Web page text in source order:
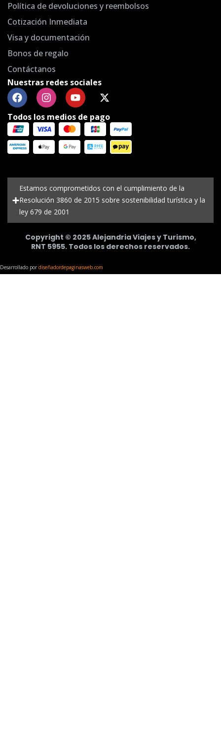
Política de devoluciones y reembolsos
Cotización Inmediata
Visa y documentación
Bonos de regalo
Contáctanos
Nuestras redes sociales
Todos los medios de pago
Estamos comprometidos con el cumplimiento de la
Resolución 3860 de 2015 sobre sostenibilidad turística y la
ley 679 de 2001
Copyright © 2025 Alejandria Viajes y Turismo,
RNT 5955. Todos los derechos reservados.
Desarrollado por diseñadordepaginasweb.com